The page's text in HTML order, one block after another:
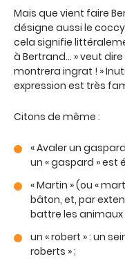
Mais que vient faire
désigne aussi le
cela signifie
à Bertrand… » veut dire
montrera ingrat ! »
expression est très
Citons de même :
« Avaler un
un « gaspard » est
« Martin » (ou «
bâton, et, par
battre les
un « robert » : un
roberts » ;